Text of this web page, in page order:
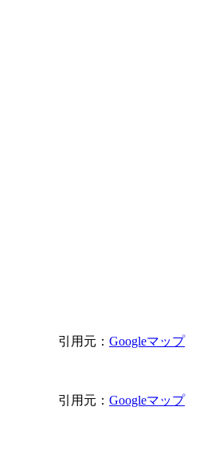
引用元： Googleマップ
引用元： Googleマップ